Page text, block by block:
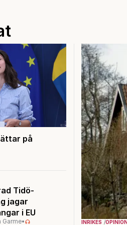
på
Tidö-
jagar
i EU
Garme• INRIKES